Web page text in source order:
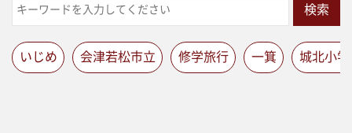
検索
いじめ 会津若松市立 修学旅行 一箕 城北小